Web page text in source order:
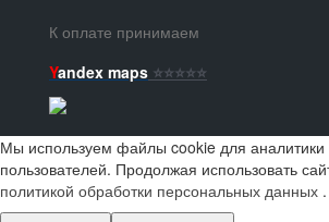
К оплате принимаем
Yandex maps ⭐️⭐️⭐️⭐️⭐️
Мы используем файлы cookie для
пользователей. Продолжая использовать
политикой обработки персональных данных .